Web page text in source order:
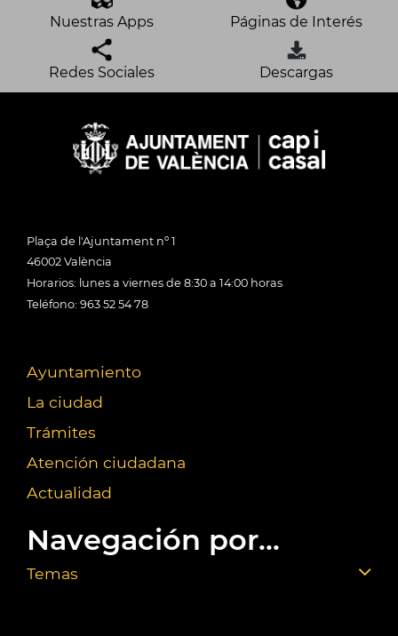
Nuestras Apps Páginas de Interés
Redes Sociales Descargas
Plaça de l'Ajuntament nº 1
46002 València
Horarios: lunes a viernes de 8:30 a 14:00 horas
Teléfono: 963 52 54 78
Ayuntamiento
La ciudad
Trámites
Atención ciudadana
Actualidad
Navegación por...
Temas